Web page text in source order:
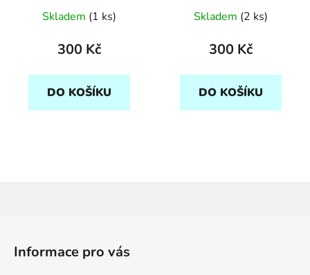
Skladem (1 ks)
300 Kč
DO KOŠÍKU
Skladem (2 ks)
300 Kč
DO KOŠÍKU
Informace pro vás